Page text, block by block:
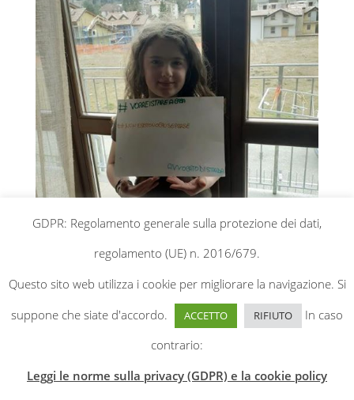
GDPR: Regolamento generale sulla protezione dei dati,
regolamento (UE) n. 2016/679.
Questo sito web utilizza i cookie per migliorare la navigazione. Si
suppone che siate d'accordo.
ACCETTO RIFIUTO
In caso
contrario:
Leggi le norme sulla privacy (GDPR) e la cookie policy